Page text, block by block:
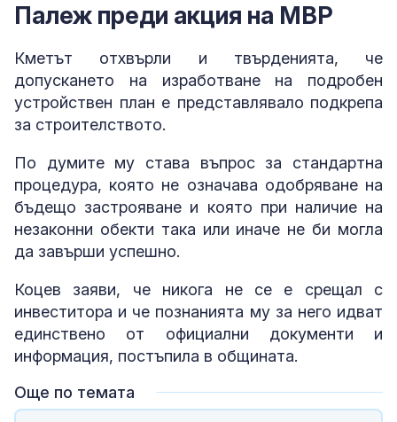
Палеж преди акция на МВР
Кметът отхвърли и твърденията, че
допускането на изработване на подробен
устройствен план е представлявало подкрепа
за строителството.
По думите му става въпрос за стандартна
процедура, която не означава одобряване на
бъдещо застрояване и която при наличие на
незаконни обекти така или иначе не би могла
да завърши успешно.
Коцев заяви, че никога не се е срещал с
инвеститора и че познанията му за него идват
единствено от официални документи и
информация, постъпила в общината.
Още по темата